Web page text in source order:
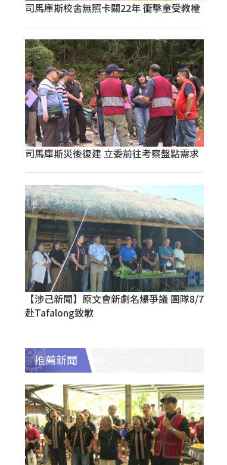
司馬庫斯校舍無照卡關22年 衝擊童受教權
司馬庫斯災後復建 立委前往考察盤點需求
【涉己新聞】原文會新劇名爆爭議 團隊8/7
赴Tafalong致歉
推薦新聞